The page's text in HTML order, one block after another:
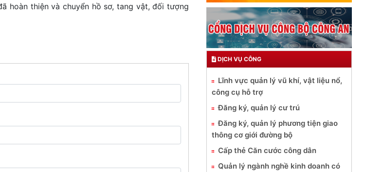
hoàn thiện và chuyển hồ sơ, tang vật, đối tượng
DỊCH VỤ CÔNG
Lĩnh vực quản lý vũ khí, vật liệu nổ,
công cụ hỗ trợ
Đăng ký, quản lý cư trú
Đăng ký, quản lý phương tiện giao
thông cơ giới đường bộ
Cấp thẻ Căn cước công dân
Quản lý ngành nghề kinh doanh có